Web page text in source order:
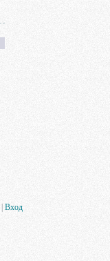
Вход